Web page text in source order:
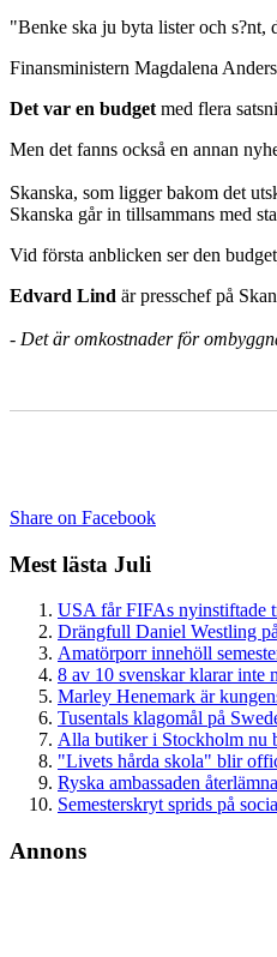
"Benke ska ju byta lister och s?nt,
Finansministern Magdalena
Det var en budget med flera
Men det fanns också en annan
Skanska, som ligger bakom det
Skanska går in tillsammans med
Vid första anblicken ser den
Edvard Lind är presschef på
- Det är omkostnader för
Share on Facebook
Mest lästa Juli
USA får FIFAs nyinstiftade
Drängfull Daniel Westling
Amatörporr innehöll
8 av 10 svenskar klarar inte
Marley Henemark är
Tusentals klagomål på
Alla butiker i Stockholm nu
"Livets hårda skola" blir
Ryska ambassaden
Semesterskryt sprids på
Annons